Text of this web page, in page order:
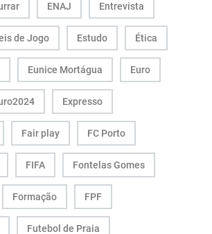
ENAJ Entrevista
de Jogo Estudo Ética
Eunice Mortágua Euro
Expresso
Fair play FC Porto
FIFA Fontelas Gomes
Formação FPF
Futebol de Praia